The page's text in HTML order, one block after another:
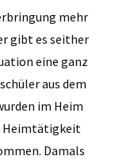
mehr
gibt es seither
eine ganz
aus dem
im Heim
Heimtätigkeit
Damals